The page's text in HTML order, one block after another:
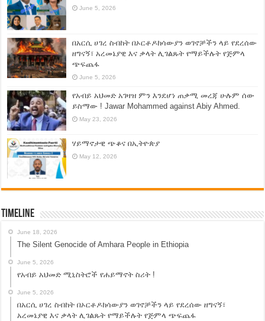
June 5, 2026
በአርሲ ሀገረ ስብከት በኦርቶዶክሳውያን ወገኖቻችን ላይ የደረሰው
ዘግናኝ፣ አረመኔያዊ እና ቃላት ሊገልጹት የማይችሉት የጅምላ
ጭፍጨፋ
June 5, 2026
የአብይ አህመድ አገዛዝ ምን እንደሆነ ጠቃሚ መረጃ ሁሉም ሰው
ይስማው ! Jawar Mohammed against Abiy Ahmed.
May 23, 2026
ሃይማኖታዊ ጭቆና በኢትዮጵያ
May 12, 2026
Timeline
June 18, 2026
The Silent Genocide of Amhara People in Ethiopia
June 5, 2026
የአብይ አህመድ ሚኒስትሮች የሐይማኖት ስሪት !
June 5, 2026
በአርሲ ሀገረ ስብከት በኦርቶዶክሳውያን ወገኖቻችን ላይ የደረሰው ዘግናኝ፣
አረመኔያዊ እና ቃላት ሊገልጹት የማይችሉት የጅምላ ጭፍጨፋ